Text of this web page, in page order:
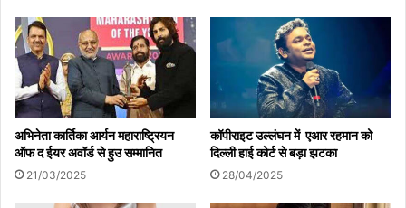
अभिनेता कार्तिका आर्यन महाराष्ट्रियन
ऑफ द ईयर अवॉर्ड से हुउ सम्मानित
21/03/2025
कॉपीराइट उल्लंघन में एआर रहमान को
दिल्ली हाई कोर्ट से बड़ा झटका
28/04/2025